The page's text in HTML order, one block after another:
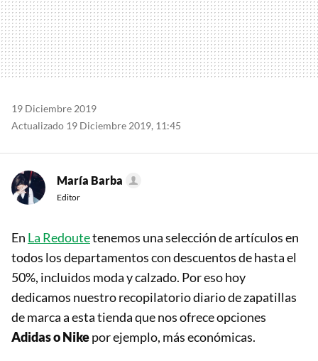
19 Diciembre 2019
Actualizado 19 Diciembre 2019, 11:45
María Barba
Editor
En La Redoutetenemos una selección de artículos en
todos los departamentos con descuentos de hasta el
50%, incluidos moda y calzado. Por eso hoy
dedicamos nuestro recopilatorio diario de zapatillas
de marca a esta tienda que nos ofrece opciones
Adidas o Nikepor ejemplo, más económicas.